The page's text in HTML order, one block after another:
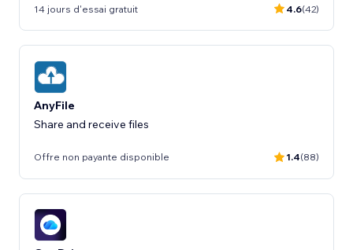
14 jours d'essai gratuit 4.6(42)
AnyFile
Share and receive files
Offre non payante disponible 1.4(88)